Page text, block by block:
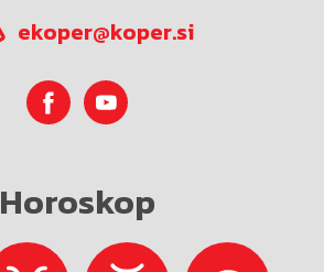
ekoper@koper.si
Horoskop